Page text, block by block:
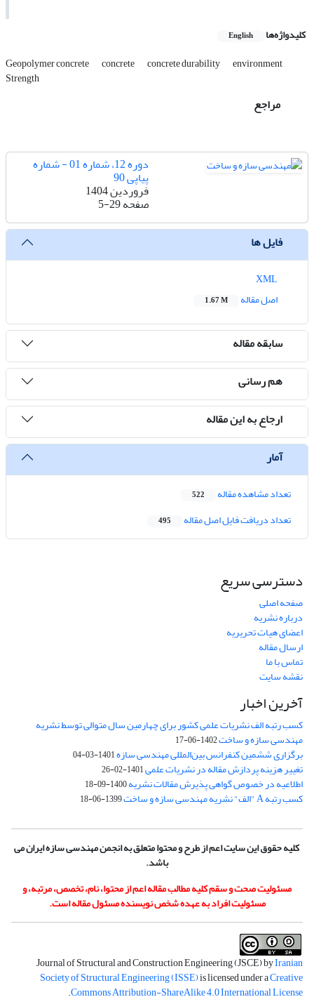
کلیدواژه‌ها English
Geopolymer concrete concrete concrete durability environment
Strength
مراجع
دوره 12، شماره 01 - شماره
پیاپی 90
فروردین 1404
صفحه5-29
فایل ها
اصل مقاله
1.67 M
سابقه مقاله
هم رسانی
ارجاع به این مقاله
آمار
تعداد مشاهده مقاله 522
تعداد دریافت فایل اصل مقاله 495
دسترسی سریع
صفحه اصلی
درباره نشریه
اعضای هیات تحریریه
ارسال مقاله
تماس با ما
نقشه سایت
آخرین اخبار
کسب رتبه الف نشریات علمی کشور برای چهارمین سال متوالی توسط نشریه
مهندسی سازه و ساخت1402-06-17
برگزاری ششمین کنفرانس بین‌المللی مهندسی سازه1401-03-04
تغییر هزینه پردازش مقاله در نشریات علمی1401-02-26
اطلاعیه در خصوص گواهی پذیرش مقالات نشریه1400-09-18
کسب رتبه A "الف" نشریه مهندسی سازه و ساخت 1399-06-18
کلیه حقوق این سایت اعم از طرح و محتوا متعلق به انجمن مهندسی سازه ایران می
باشد.
مسئولیت صحت و سقم کلیه مطالب مقاله اعم از محتوا، نام، تخصص، مرتبه، و
مسئولیت افراد به عهده شخص نویسنده مسئول مقاله است.
Journal of Structural and Construction Engineering (JSCE) byIranian
Society of Structural Engineering (ISSE)is licensed under aCreative
Commons Attribution-ShareAlike 4.0 International License
.